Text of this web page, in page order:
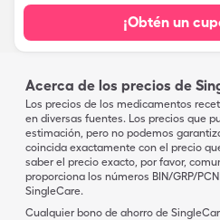
¡Obtén un
Acerca de los precios de
Los precios de los medicamentos
en diversas fuentes. Los precios que
estimación, pero no podemos
coincida exactamente con el precio
saber el precio exacto, por favor,
proporciona los números BIN/GRP/
SingleCare.
Cualquier bono de ahorro de